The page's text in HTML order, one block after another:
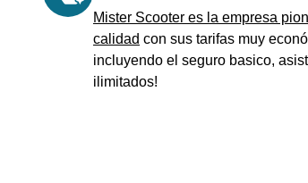
Mister Scooter es la empresa
calidad con sus tarifas muy
incluyendo el seguro basico,
ilimitados!